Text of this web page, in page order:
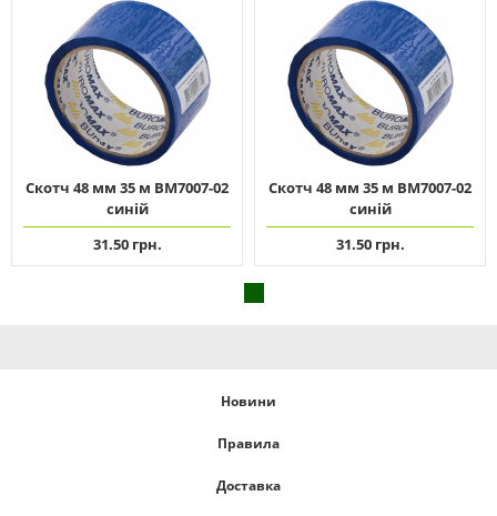
Скотч 48 мм 35 м ВМ7007-02
синій
31.50 грн.
Скотч 48 мм 35 м ВМ7007-02
синій
31.50 грн.
Новини
Правила
Доставка